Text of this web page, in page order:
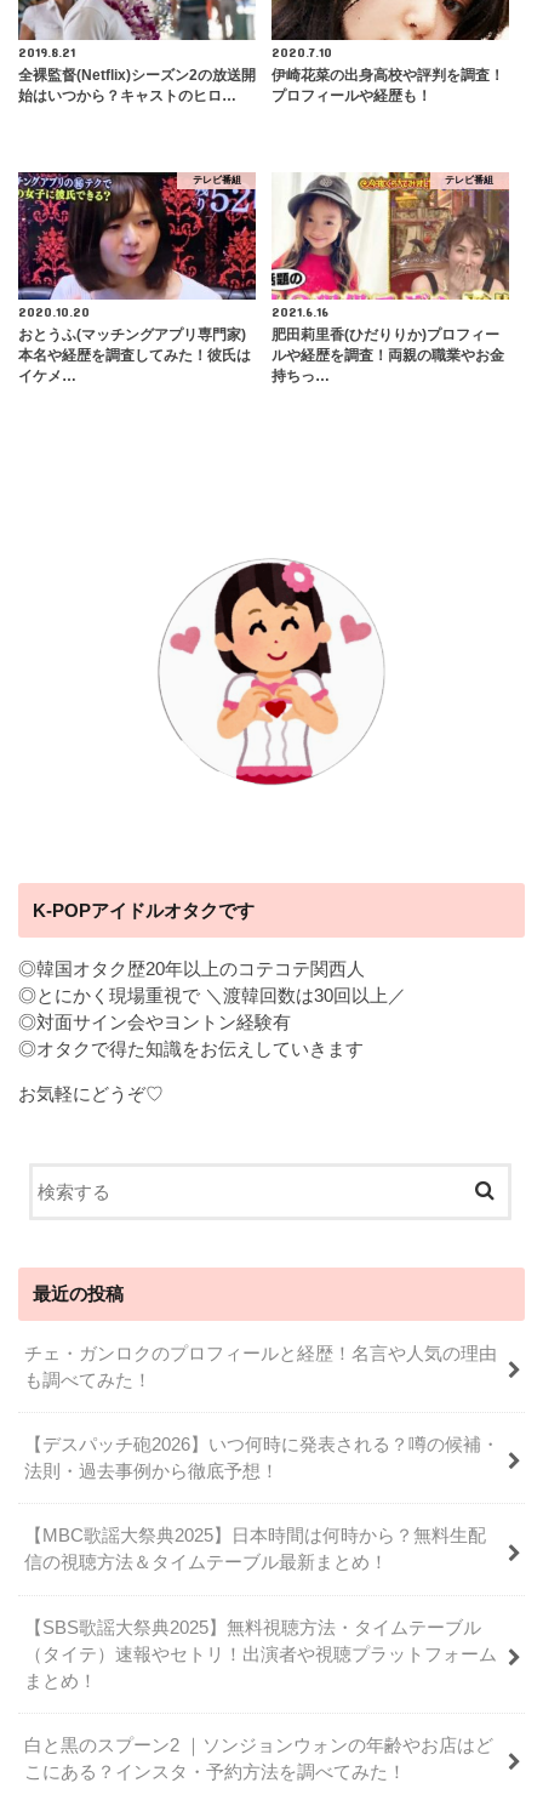
2019.8.21
全裸監督(Netflix)シーズン2の放送開
始はいつから？キャストのヒロ…
2020.7.10
伊崎花菜の出身高校や評判を調査！
プロフィールや経歴も！
テレビ番組
2020.10.20
おとうふ(マッチングアプリ専門家)
本名や経歴を調査してみた！彼氏は
イケメ…
テレビ番組
2021.6.16
肥田莉里香(ひだりりか)プロフィー
ルや経歴を調査！両親の職業やお金
持ちっ…
K-POPアイドルオタクです
◎韓国オタク歴20年以上のコテコテ関西人
◎とにかく現場重視で ＼渡韓回数は30回以上／
◎対面サイン会やヨントン経験有
◎オタクで得た知識をお伝えしていきます
お気軽にどうぞ♡
最近の投稿
チェ・ガンロクのプロフィールと経歴！名言や人気の理由
も調べてみた！
【デスパッチ砲2026】いつ何時に発表される？噂の候補・
法則・過去事例から徹底予想！
【MBC歌謡大祭典2025】日本時間は何時から？無料生配
信の視聴方法＆タイムテーブル最新まとめ！
【SBS歌謡大祭典2025】無料視聴方法・タイムテーブル
（タイテ）速報やセトリ！出演者や視聴プラットフォーム
まとめ！
白と黒のスプーン2 ｜ソンジョンウォンの年齢やお店はど
こにある？インスタ・予約方法を調べてみた！